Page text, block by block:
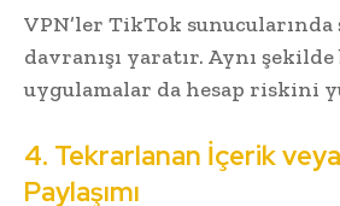
VPN’ler TikTok sunucularında
davranışı yaratır. Aynı şekilde
uygulamalar da hesap riskini
4. Tekrarlanan İçerik
Paylaşımı